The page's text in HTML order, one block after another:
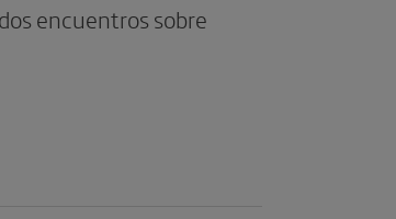
encuentros sobre